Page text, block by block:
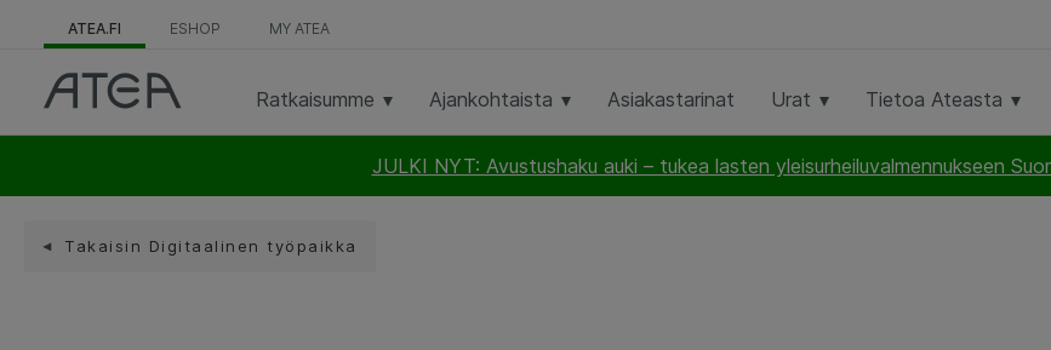
ATEA.FI ESHOP MY ATEA
Ratkaisumme Ajankohtaista Asiakastarinat Urat Tietoa Ateasta
JULKI NYT: Avustushaku auki – tukea lasten yleisurheiluvalmennukseen
Takaisin Digitaalinen työpaikka